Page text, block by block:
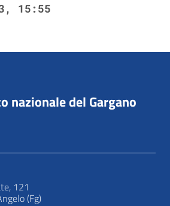
15:55
nazionale del Gargano
121
(Fg)